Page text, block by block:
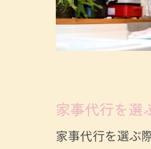
家事代行を選
家事代行を選ぶ